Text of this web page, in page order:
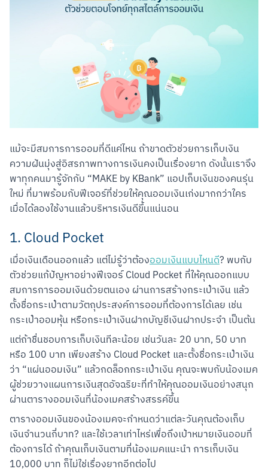
แม้จะมีสมการการออมที่ดีแค่ไหน ถ้าขาดตัวช่วยการเก็บเงิน
ความฝันมุ่งสู่อิสรภาพทางการเงินคงเป็นเรื่องยาก ดังนั้นเราจึง
พาทุกคนมารู้จักกับ “MAKE by KBank” แอปเก็บเงินของคนรุ่น
ใหม่ ที่มาพร้อมกับฟีเจอร์ที่ช่วยให้คุณออมเงินเก่งมากกว่าใคร
เมื่อได้ลองใช้งานแล้วบริหารเงินดีขึ้นแน่นอน
1. Cloud Pocket
เมื่อเงินเดือนออกแล้ว แต่ไม่รู้ว่าต้องออมเงินแบบไหนดี? พบกับ
ตัวช่วยแก้ปัญหาอย่างฟีเจอร์ Cloud Pocket ที่ให้คุณออกแบบ
สมการการออมเงินด้วยตนเอง ผ่านการสร้างกระเป๋าเงิน แล้ว
ตั้งชื่อกระเป๋าตามวัตถุประสงค์การออมที่ต้องการได้เลย เช่น
กระเป๋าออมหุ้น หรือกระเป๋าเงินฝากบัญชีเงินฝากประจำ เป็นต้น
แต่ถ้าชื่นชอบการเก็บเงินทีละน้อย เช่นวันละ 20 บาท, 50 บาท
หรือ 100 บาท เพียงสร้าง Cloud Pocket และตั้งชื่อกระเป๋าเงิน
ว่า “แผ่นออมเงิน” แล้วกดล็อกกระเป๋าเงิน คุณจะพบกับน้องเมค
ผู้ช่วยวางแผนการเงินสุดอัจฉริยะที่ทำให้คุณออมเงินอย่างสนุก
ผ่านตารางออมเงินที่น้องเมคสร้างสรรค์ขึ้น
ตารางออมเงินของน้องเมคจะกำหนดว่าแต่ละวันคุณต้องเก็บ
เงินจำนวนกี่บาท? และใช้เวลาเท่าไหร่เพื่อถึงเป้าหมายเงินออมที่
ต้องการได้ ถ้าคุณเก็บเงินตามที่น้องเมคแนะนำ การเก็บเงิน
10,000 บาท ก็ไม่ใช่เรื่องยากอีกต่อไป